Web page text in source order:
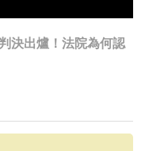
決出爐！法院為何認